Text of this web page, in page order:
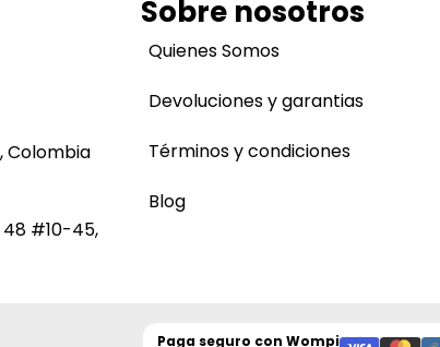
Colombia
48 #10-45,
Sobre nosotros
Quienes Somos
Devoluciones y garantias
Términos y condiciones
Blog
Paga seguro con Wompi